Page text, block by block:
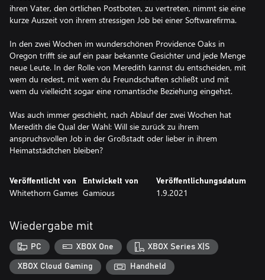
ihren Vater, den örtlichen Postboten, zu vertreten, nimmt sie eine
kurze Auszeit von ihrem stressigen Job bei einer Softwarefirma.
In den zwei Wochen im wunderschönen Providence Oaks in
Oregon trifft sie auf ein paar bekannte Gesichter und jede Menge
neue Leute. In der Rolle von Meredith kannst du entscheiden, mit
wem du redest, mit wem du Freundschaften schließt und mit
wem du vielleicht sogar eine romantische Beziehung eingehst.
Was auch immer geschieht, nach Ablauf der zwei Wochen hat
Meredith die Qual der Wahl: Will sie zurück zu ihrem
anspruchsvollen Job in der Großstadt oder lieber in ihrem
Heimatstädtchen bleiben?
Veröffentlicht von
Whitethorn Games
Entwickelt von
Gamious
Veröffentlichungsdatum
1.9.2021
Wiedergabe mit
PC XBOX One XBOX Series X|S
XBOX Cloud Gaming Handheld